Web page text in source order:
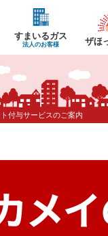
すまいるガス
法人のお客様 ザほ
付与サービスのご案内